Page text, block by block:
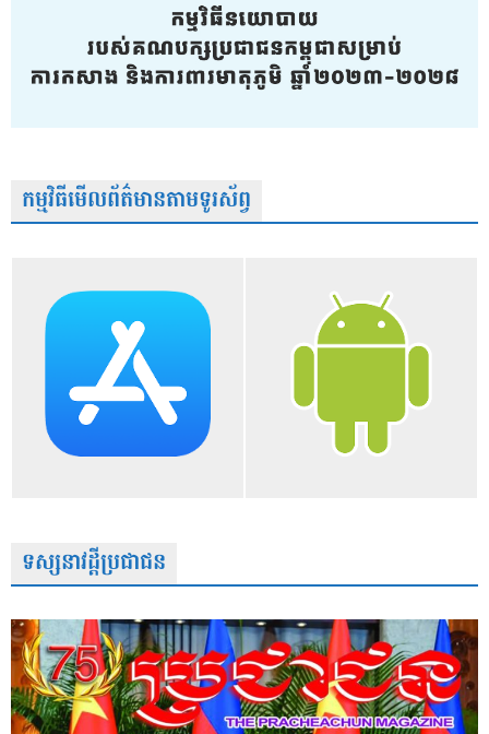
កម្មវិធីមើលព័ត៌មានតាមទូរស័ព្វ
ទស្សនាវដ្តីប្រជាជន